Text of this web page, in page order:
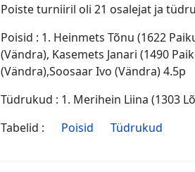
Poiste turniiril oli 21 osalejat ja
Poisid : 1. Heinmets Tõnu (1622 Paikuse) 7punkti / 7st, 2. Tammekivi
(Vändra), Kasemets Janari (1490
(Vändra),Soosaar Ivo (Vändra) 4.5p
Tüdrukud : 1. Merihein Liina (1303
Tabelid : Poisid Tüdrukud